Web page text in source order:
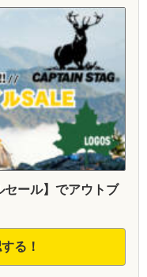
ール】でアウトブ
る！